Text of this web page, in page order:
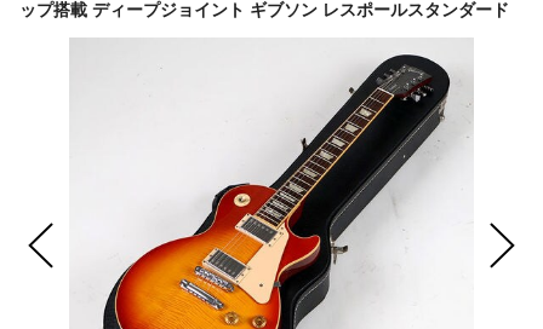
ップ搭載 ディープジョイント ギブソン レスポールスタンダード